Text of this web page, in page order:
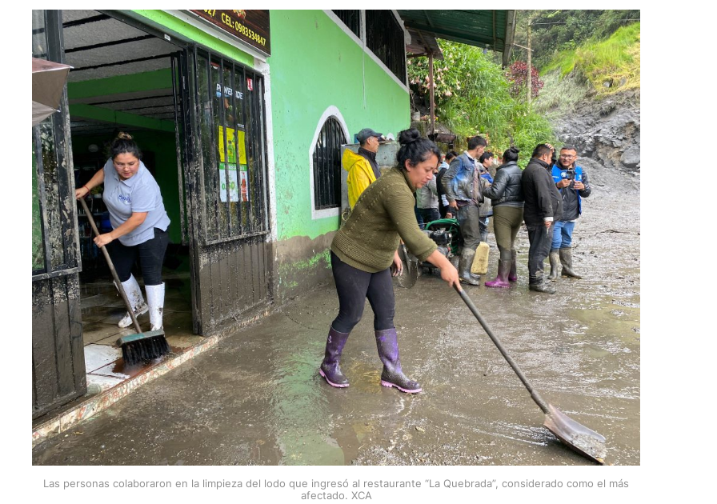
Las personas colaboraron en la limpieza del lodo que ingresó al restaurante “La Quebrada”, considerado como el más
afectado. XCA